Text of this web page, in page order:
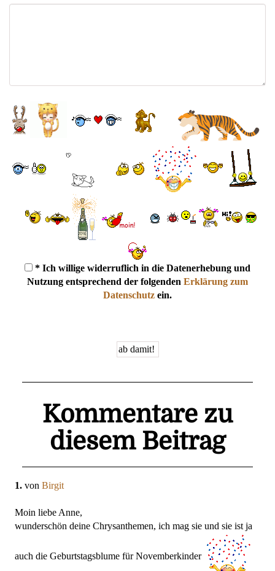
* Ich willige widerruflich in die Datenerhebung und
Nutzung entsprechend der folgenden Erklärung zum
Datenschutz ein.
Kommentare zu
diesem Beitrag
1. von Birgit
Moin liebe Anne,
wunderschön deine Chrysanthemen, ich mag sie und sie ist ja
auch die Geburtstagsblume für Novemberkinder